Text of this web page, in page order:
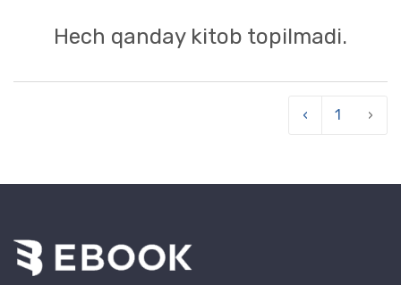
Hech qanday kitob topilmadi.
‹ 1 ›